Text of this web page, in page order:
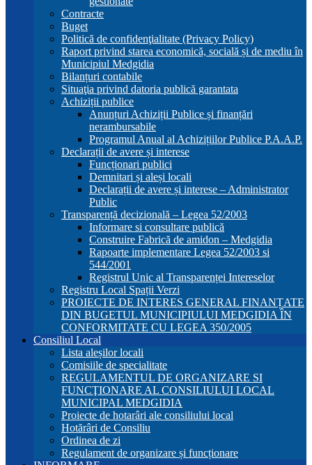
Contracte
Buget
Politică de confidenţialitate (Privacy Policy)
Raport privind starea economică, socială și de mediu în
Municipiul Medgidia
Bilanțuri contabile
Situaţia privind datoria publică garantata
Achiziții publice
Anunțuri Achiziții Publice și finanțări
nerambursabile
Programul Anual al Achizițiilor Publice P.A.A.P.
Declarații de avere și interese
Funcționari publici
Demnitari și aleși locali
Declarații de avere și interese – Administrator
Public
Transparență decizională – Legea 52/2003
Informare si consultare publică
Construire Fabrică de amidon – Medgidia
Rapoarte implementare Legea 52/2003 si
544/2001
Registrul Unic al Transparenței Intereselor
Registru Local Spații Verzi
PROIECTE DE INTERES GENERAL FINANȚATE
DIN BUGETUL MUNICIPIULUI MEDGIDIA ÎN
CONFORMITATE CU LEGEA 350/2005
Consiliul Local
Lista aleșilor locali
Comisiile de specialitate
REGULAMENTUL DE ORGANIZARE SI
FUNCŢIONARE AL CONSILIULUI LOCAL
MUNICIPAL MEDGIDIA
Proiecte de hotarâri ale consiliului local
Hotărâri de Consiliu
Ordinea de zi
Regulament de organizare și funcționare